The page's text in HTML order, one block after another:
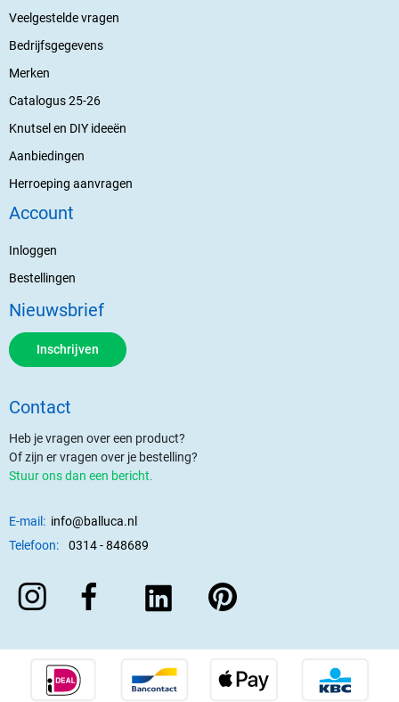
Veelgestelde vragen
Bedrijfsgegevens
Merken
Catalogus 25-26
Knutsel en DIY ideeën
Aanbiedingen
Herroeping aanvragen
Account
Inloggen
Bestellingen
Nieuwsbrief
Inschrijven
Contact
Heb je vragen over een product?
Of zijn er vragen over je bestelling?
Stuur ons dan een bericht.
E-mail: info@balluca.nl
Telefoon:
0314 - 848689